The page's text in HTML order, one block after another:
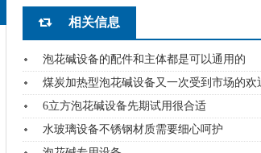
相关信息
泡花碱设备的配件和主体都是可以通用的
煤炭加热型泡花碱设备又一次受到市场的欢
6立方泡花碱设备先期试用很合适
水玻璃设备不锈钢材质需要细心呵护